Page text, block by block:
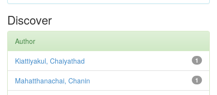
Discover
Author
1
Kiattiyakul, Chaiyathad
1
Mahatthanachai, Chanin